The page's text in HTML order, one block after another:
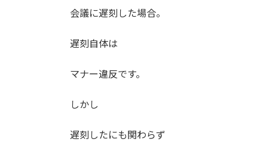
会議に遅刻した場合。
遅刻自体は
マナー違反です。
しかし
遅刻したにも関わらず